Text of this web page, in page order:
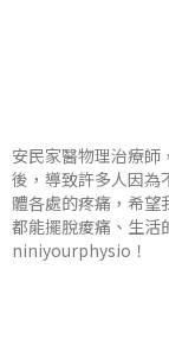
安民家醫物理治療師
後，導致許多人因為
體各處的疼痛，希望
都能擺脫痠痛、生活
niniyourphysio！